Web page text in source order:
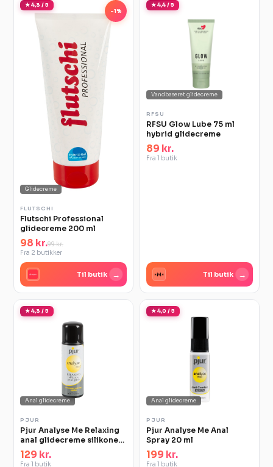
★ 4,3 / 5
-1%
Glidecreme
FLUTSCHI
Flutschi Professional
glidecreme 200 ml
98 kr.99 kr.
Fra 2 butikker
Til butik →
★ 4,4 / 5
Vandbaseret glidecreme
RFSU
RFSU Glow Lube 75 ml
hybrid glidecreme
89 kr.
Fra 1 butik
Til butik →
★ 4,3 / 5
Anal glidecreme
PJUR
Pjur Analyse Me Relaxing
anal glidecreme silikone
30 ml
129 kr.
Fra 1 butik
★ 4,0 / 5
Anal glidecreme
PJUR
Pjur Analyse Me Anal
Spray 20 ml
199 kr.
Fra 1 butik